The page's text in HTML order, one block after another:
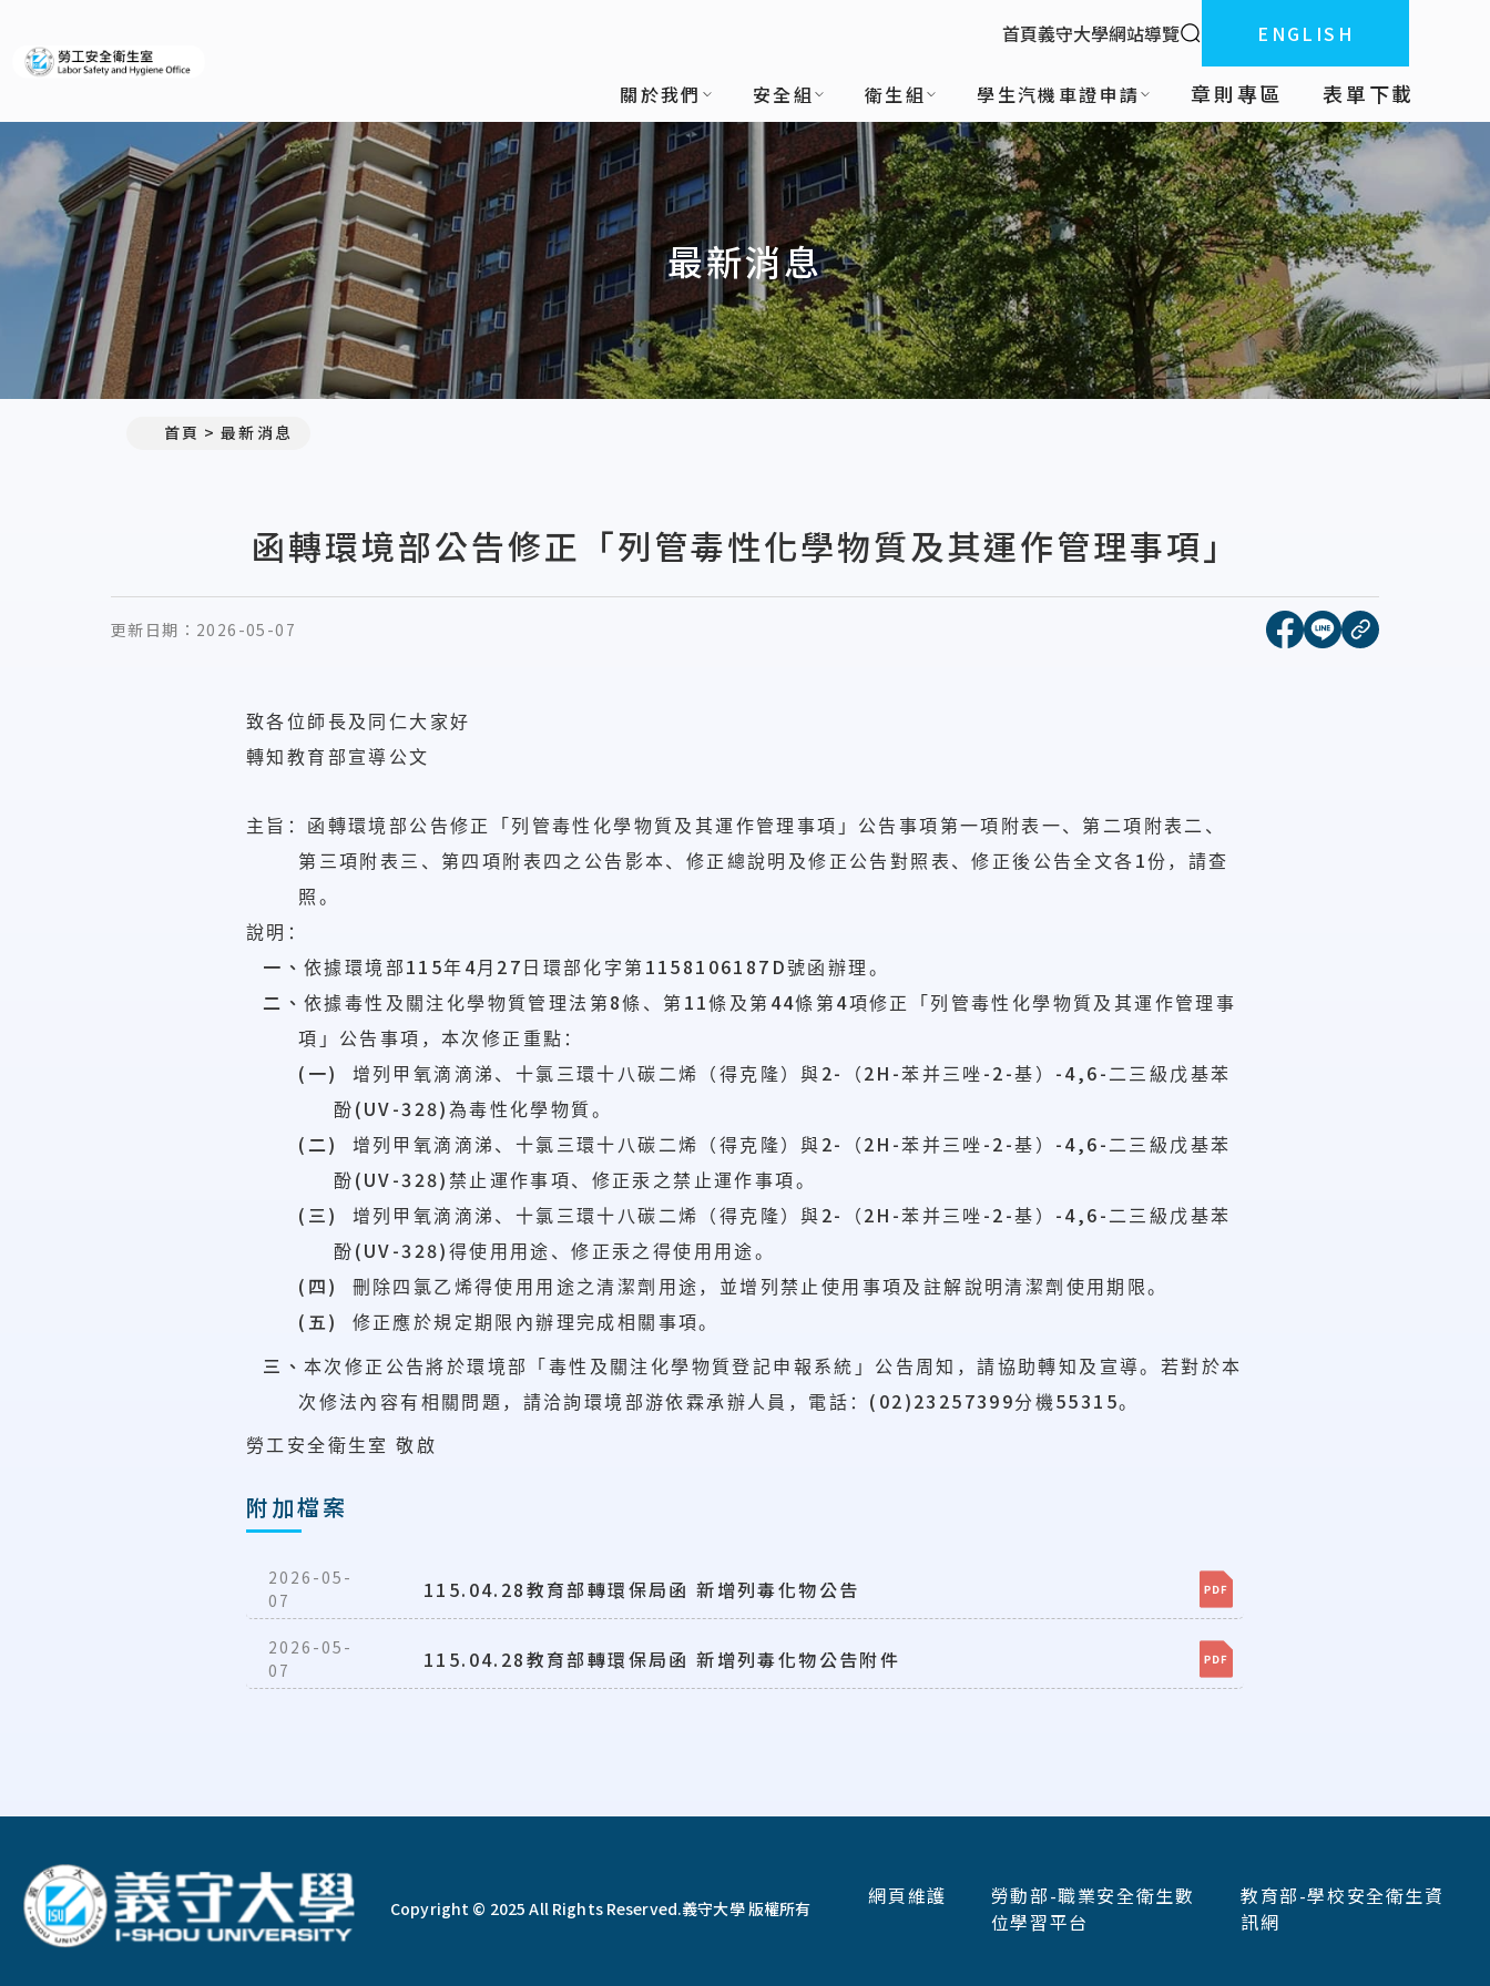
:::
首頁義守大學網站導覽 全站搜索ENGLISH
關於我們 安全組 衛生組 學生汽機車證申請 章則專區 表單下載
最新消息
首頁 最新消息
函轉環境部公告修正「列管毒性化學物質及其運作管理事項」
更新日期： 2026-05-07 [另開新視窗]分享到
[另開新視窗]分享
複製連結
致各位師長及同仁大家好
轉知教育部宣導公文
主旨：函轉環境部公告修正「列管毒性化學物質及其運作管理事項」公告事項第一項附表一、第二項附表二、
第三項附表三、第四項附表四之公告影本、修正總說明及修正公告對照表、修正後公告全文各 1份，請查
照。
說明：
一、 依據環境部 115年 4月 27 日環部化字第 1158106187D號函辦理。
二、 依據毒性及關注化學物質管理法第8條、第 11條及第 44條第4項修正「列管毒性化學物質及其運作管理事
項」公告事項，本次修正重點：
(一) 增列甲氧滴滴涕、十氯三環十八碳二烯（得克隆）與 2- （ 2H-苯并三唑 -2-基） -4,6- 二三級戊基苯
酚 (UV-328) 為毒性化學物質。
(二) 增列甲氧滴滴涕、十氯三環十八碳二烯（得克隆）與 2- （ 2H-苯并三唑 -2-基） -4,6- 二三級戊基苯
酚 (UV-328) 禁止運作事項、修正汞之禁止運作事項。
(三) 增列甲氧滴滴涕、十氯三環十八碳二烯（得克隆）與 2- （ 2H-苯并三唑 -2-基） -4,6- 二三級戊基苯
酚 (UV-328) 得使用用途、修正汞之得使用用途。
(四) 刪除四氯乙烯得使用用途之清潔劑用途，並增列禁止使用事項及註解說明清潔劑使用期限。
(五) 修正應於規定期限內辦理完成相關事項。
三、本次修正公告將於環境部「毒性及關注化學物質登記申報系統」公告周知，請協助轉知及宣導。若對於本
次修法內容有相關問題，請洽詢環境部游依霖承辦人員，電話： (02)23257399分機 55315。
勞工安全衛生室 敬啟
附加檔案
2026-05-
07
115.04.28教育部轉環保局函 新增列毒化物公告
2026-05-
07
115.04.28教育部轉環保局函 新增列毒化物公告附件
Copyright © 2025 All Rights Reserved.義守大學 版權所有 網頁維護
勞動部-職業安全衛生數
位學習平台
教育部-學校安全衛生資
訊網